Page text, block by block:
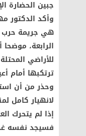
جبين الحضارة
وأكد الدكتور
هي جريمة حرب
الرابعة،
للأراضي
ترتكبها أمام
وحذر من أن
لانهيار كامل
إذا لم يتحرك
فسيجد نفسه